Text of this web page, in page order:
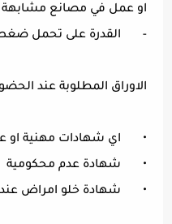
او عمل في مصانع مشابهة
-
القدرة على تحمل
الاوراق المطلوبة عند
•
اي شهادات مهنية او
•
شهادة عدم محكومية
•
شهادة خلو امراض عند